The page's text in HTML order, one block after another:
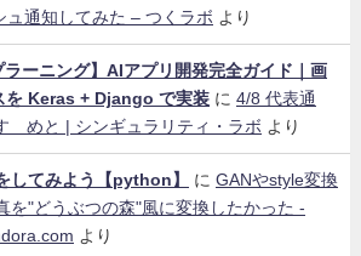
ュ通知してみた – つくラボ より
ラーニング】AIアプリ開発完全ガイド｜画
を Keras + Django で実装 に 4/8 代表通
ゝめと | シンギュラリティ・ラボ より
してみよう【python】 に GANやstyle変換
を"どうぶつの森"風に変換したかった -
より